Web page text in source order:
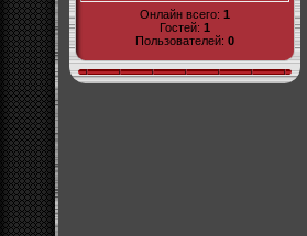
Онлайн всего: 1
Гостей: 1
Пользователей: 0